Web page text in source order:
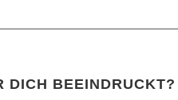
DICH BEEINDRUCKT?